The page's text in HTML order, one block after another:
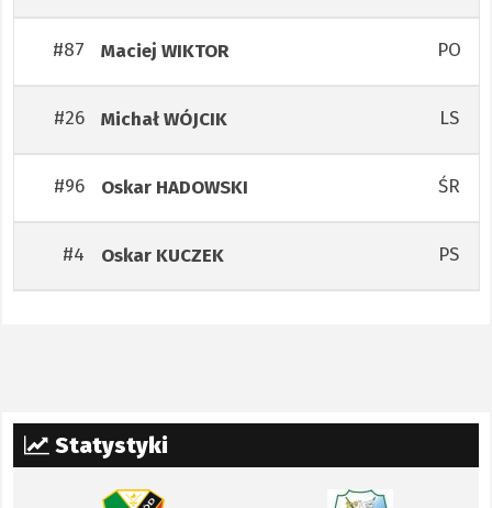
#87 Maciej WIKTOR PO
#26 MichałWÓJCIK LS
#96 Oskar HADOWSKI ŚR
#4 Oskar KUCZEK PS
Statystyki